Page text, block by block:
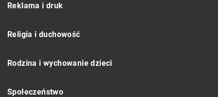
Reklama i druk
Religia i duchowość
Rodzina i wychowanie dzieci
Społeczeństwo